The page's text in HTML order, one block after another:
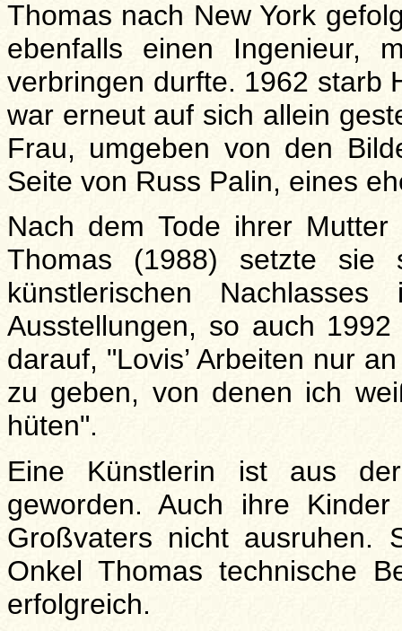
Thomas nach New York
ebenfalls einen Ingenieur,
verbringen durfte. 1962 starb
war erneut auf sich allein
Frau, umgeben von den
Seite von Russ Palin, eines
Nach dem Tode ihrer
Thomas (1988) setzte
künstlerischen
Ausstellungen, so auch
darauf, "Lovis’ Arbeiten nur
zu geben, von denen ich
hüten".
Eine Künstlerin ist aus
geworden. Auch ihre
Großvaters nicht ausruhen.
Onkel Thomas technische
erfolgreich.